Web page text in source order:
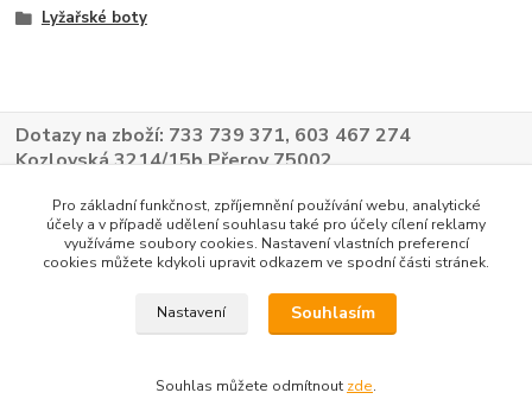
Lyžařské boty
Dotazy na zboží: 733 739 371, 603 467 274
Kozlovská 3214/15b Přerov 75002
Pro základní funkčnost, zpříjemnění používání webu, analytické
účely a v případě udělení souhlasu také pro účely cílení reklamy
využíváme soubory cookies. Nastavení vlastních preferencí
cookies můžete kdykoli upravit odkazem ve spodní části stránek.
Nastavení Souhlasím
Souhlas můžete odmítnout zde.